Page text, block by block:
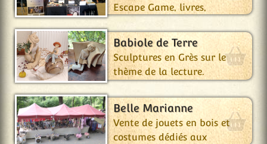
Escape Game, livres,
Babiole de Terre
Sculptures en Grès sur le
thème de la lecture.
Belle Marianne
Vente de jouets en bois et
costumes dédiés aux